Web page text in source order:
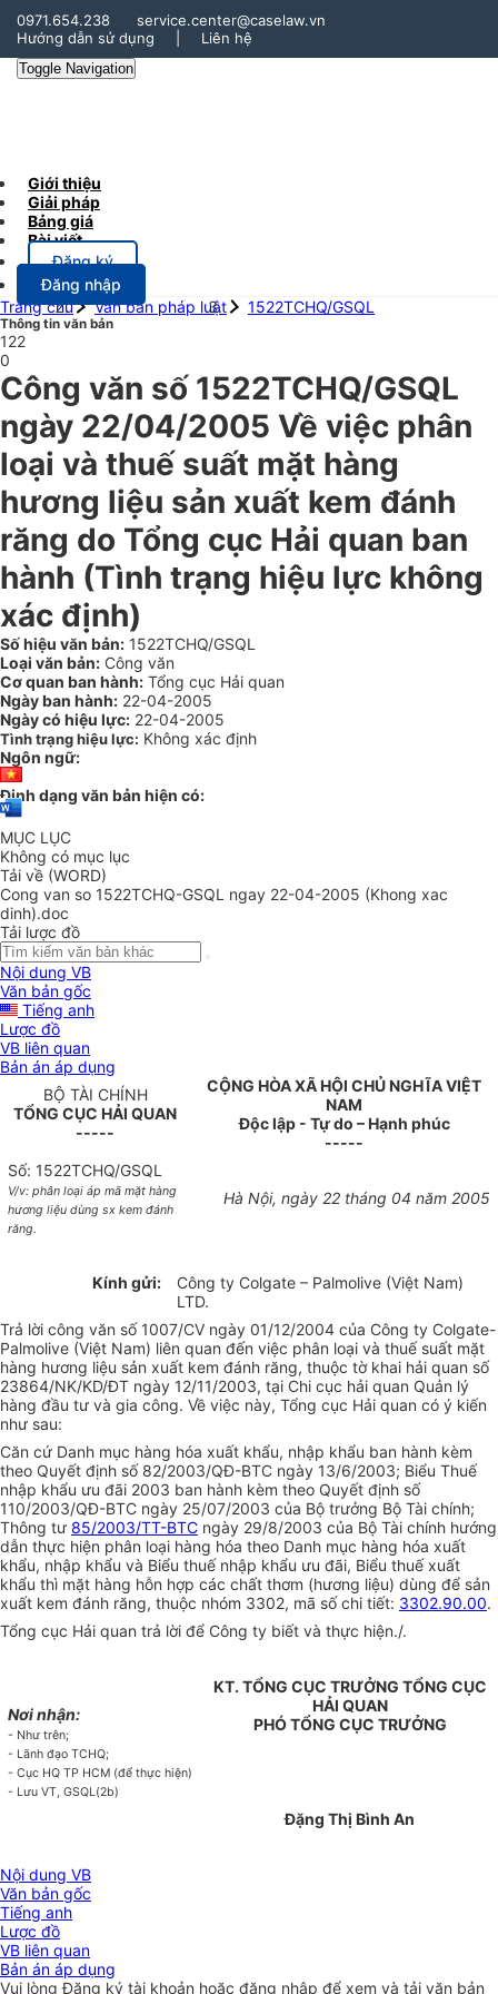
0971.654.238
service.center@caselaw.vn
Hướng dẫn sử dụng
Liên hệ
Toggle Navigation
Giới thiệu
Giải pháp
Bảng giá
Bài viết
Đăng ký
Đăng nhập
Trang chủ
Văn bản pháp luật 1522TCHQ/GSQL
Thông tin văn bản
122
0
Công văn số 1522TCHQ/GSQL
ngày 22/04/2005 Về việc phân
loại và thuế suất mặt hàng
hương liệu sản xuất kem đánh
răng do Tổng cục Hải quan ban
hành (Tình trạng hiệu lực không
xác định)
Số hiệu văn bản: 1522TCHQ/GSQL
Loại văn bản: Công văn
Cơ quan ban hành: Tổng cục Hải quan
Ngày ban hành: 22-04-2005
Ngày có hiệu lực: 22-04-2005
Tình trạng hiệu lực: Không xác định
Ngôn ngữ:
Định dạng văn bản hiện có:
MỤC LỤC
Không có mục lục
Tải về (WORD)
Cong van so 1522TCHQ-GSQL ngay 22-04-2005 (Khong xac
dinh).doc
Tải lược đồ
Nội dung VB
Văn bản gốc
Tiếng anh
Lược đồ
VB liên quan
Bản án áp dụng
BỘ TÀI CHÍNH
TỔNG CỤC HẢI QUAN
-----
CỘNG HÒA XÃ HỘI CHỦ NGHĨA VIỆT
NAM
Độc lập - Tự do – Hạnh phúc
-----
Số: 1522TCHQ/GSQL
V/v: phân loại áp mã mặt hàng
hương liệu dùng sx kem đánh
răng.
Hà Nội, ngày 22 tháng 04 năm 2005
Kính gửi:
Công ty Colgate – Palmolive (Việt Nam)
LTD.
Trả lời công văn số 1007/CV ngày 01/12/2004 của Công ty Colgate-
Palmolive (Việt Nam) liên quan đến việc phân loại và thuế suất mặt
hàng hương liệu sản xuất kem đánh răng, thuộc tờ khai hải quan số
23864/NK/KD/ĐT ngày 12/11/2003, tại Chi cục hải quan Quản lý
hàng đầu tư và gia công. Về việc này, Tổng cục Hải quan có ý kiến
như sau:
Căn cứ Danh mục hàng hóa xuất khẩu, nhập khẩu ban hành kèm
theo Quyết định số 82/2003/QĐ-BTC ngày 13/6/2003; Biểu Thuế
nhập khẩu ưu đãi 2003 ban hành kèm theo Quyết định số
110/2003/QĐ-BTC ngày 25/07/2003 của Bộ trưởng Bộ Tài chính;
Thông tư 85/2003/TT-BTC ngày 29/8/2003 của Bộ Tài chính hướng
dẫn thực hiện phân loại hàng hóa theo Danh mục hàng hóa xuất
khẩu, nhập khẩu và Biểu thuế nhập khẩu ưu đãi, Biểu thuế xuất
khẩu thì mặt hàng hỗn hợp các chất thơm (hương liệu) dùng để sản
xuất kem đánh răng, thuộc nhóm 3302, mã số chi tiết: 3302.90.00.
Tổng cục Hải quan trả lời để Công ty biết và thực hiện./.
Nơi nhận:
- Như trên;
- Lãnh đạo TCHQ;
- Cục HQ TP HCM (để thực hiện)
- Lưu VT, GSQL(2b)
KT. TỔNG CỤC TRƯỞNG TỔNG CỤC
HẢI QUAN
PHÓ TỔNG CỤC TRƯỞNG
Đặng Thị Bình An
Nội dung VB
Văn bản gốc
Tiếng anh
Lược đồ
VB liên quan
Bản án áp dụng
Vui lòngĐăng ký tài khoản hoặc đăng nhập để xem và tải văn bản